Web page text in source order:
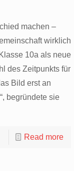
machen –
wirklich
10a als neue
des Zeitpunkts für
Bild erst an
begründete sie
Read more